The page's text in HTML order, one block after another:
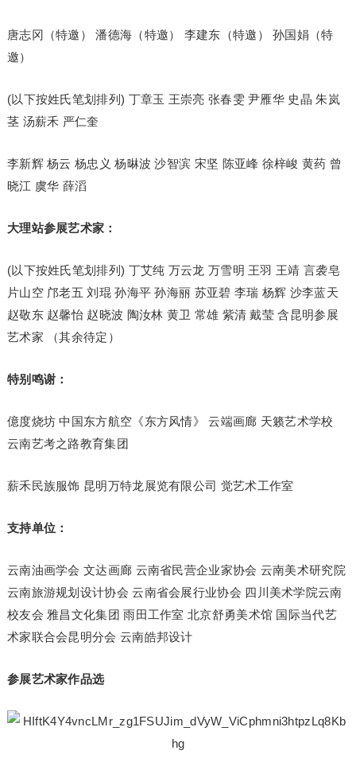
唐志冈（特邀） 潘德海（特邀） 李建东（特邀） 孙国娟（特
邀）
(以下按姓氏笔划排列) 丁章玉 王崇亮 张春雯 尹雁华 史晶 朱岚
茎 汤薪禾 严仁奎
李新辉 杨云 杨忠义 杨晽波 沙智滨 宋坚 陈亚峰 徐梓峻 黄药 曾
晓江 虞华 薛滔
大理站参展艺术家：
(以下按姓氏笔划排列) 丁艾纯 万云龙 万雪明 王羽 王靖 言袭皂
片山空 邝老五 刘琨 孙海平 孙海丽 苏亚碧 李瑞 杨辉 沙李蓝天
赵敬东 赵馨怡 赵晓波 陶汝林 黄卫 常雄 紫清 戴莹 含昆明参展
艺术家 （其余待定）
特别鸣谢：
億度烧坊 中国东方航空《东方风情》 云端画廊 天籁艺术学校
云南艺考之路教育集团
薪禾民族服饰 昆明万特龙展览有限公司 觉艺术工作室
支持单位：
云南油画学会 文达画廊 云南省民营企业家协会 云南美术研究院
云南旅游规划设计协会 云南省会展行业协会 四川美术学院云南
校友会 雅昌文化集团 雨田工作室 北京舒勇美术馆 国际当代艺
术家联合会昆明分会 云南皓邦设计
参展艺术家作品选